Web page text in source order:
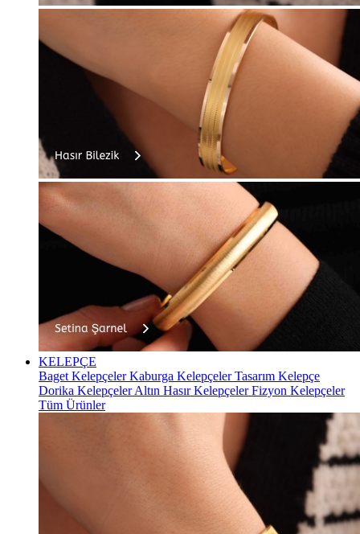
KELEPÇE
Baget KelepçelerKaburga KelepçelerTasarım Kelepçe
Dorika KelepçelerAltın Hasır KelepçelerFizyon Kelepçeler
Tüm Ürünler